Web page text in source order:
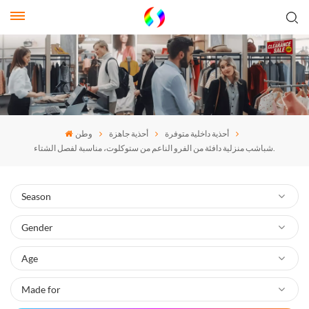
وطن أحذية جاهزة
أحذية داخلية متوفرة